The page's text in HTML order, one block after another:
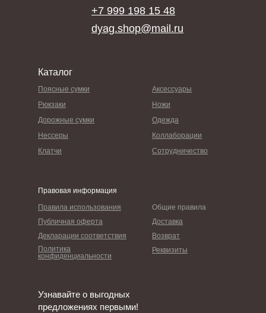
Правила использования
dyag.shop@mail.ru
Правовая информация
Каталог
Общие правила
Поясные сумки Аксессуары
Возврат
Декларации соответствия
Дорожные сумки Одежда
Реквизиты
Политика
конфиденциальности
Коллаборации
Нессеры
Доставка
Публичная оферта
Рюкзаки Ножи
Клатчи Сотрудничество
Узнавайте о выгодных
предложениях первыми!
+7 999 198 15 48